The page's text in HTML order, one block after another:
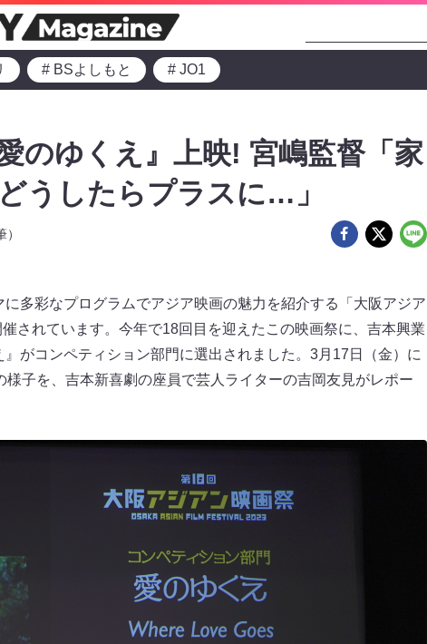
# BSよしもと # JO1
のゆくえ』上映! 宮嶋監督「家
うしたらプラスに…」
多彩なプログラムでアジア映画の魅力を紹介する「大阪アジア
されています。今年で18回目を迎えたこの映画祭に、吉本興業
がコンペティション部門に選出されました。3月17日（金）に
子を、吉本新喜劇の座員で芸人ライターの吉岡友見がレポー